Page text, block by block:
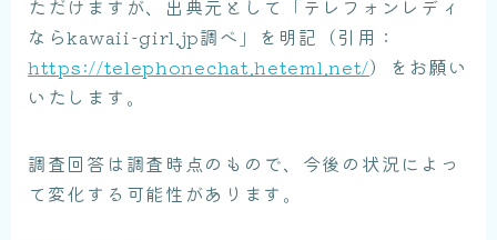
ただけますが、出典元として「テレフォンレディ
ならkawaii-girl.jp調べ」を明記（引用：
https://telephonechat.heteml.net/）をお願い
いたします。
調査回答は調査時点のもので、今後の状況によっ
て変化する可能性があります。